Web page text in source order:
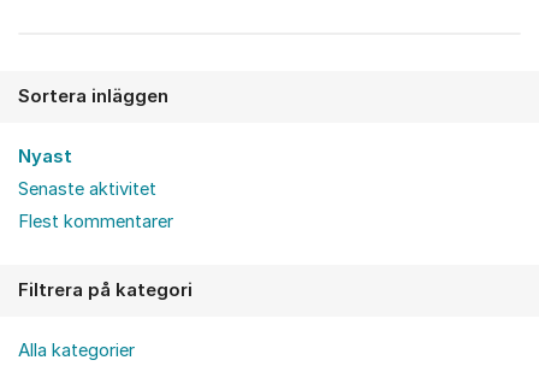
Sortera inläggen
Nyast
Senaste aktivitet
Flest kommentarer
Filtrera på kategori
Alla kategorier